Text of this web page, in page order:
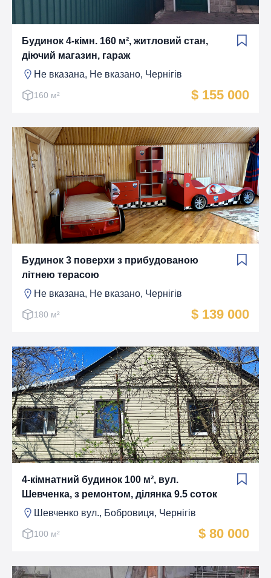
Будинок 4-кімн. 160 м², житловий стан,
діючий магазин, гараж
Не вказана, Не вказано, Чернігів
160 м² $ 155 000
Будинок 3 поверхи з прибудованою
літнею терасою
Не вказана, Не вказано, Чернігів
180 м² $ 139 000
4-кімнатний будинок 100 м², вул.
Шевченка, з ремонтом, ділянка 9.5 соток
Шевченко вул., Бобровиця, Чернігів
100 м² $ 80 000